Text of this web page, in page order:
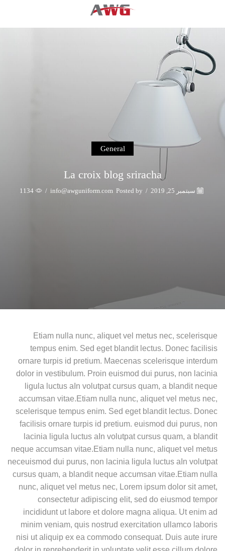
General
La croix blog sriracha
سبتمبر 25, 2019 /
Posted by
info@awguniform.com
/
1134
Etiam nulla nunc, aliquet vel metus nec, scelerisque
tempus enim. Sed eget blandit lectus. Donec facilisis
ornare turpis id pretium. Maecenas scelerisque interdum
dolor in vestibulum. Proin euismod dui purus, non lacinia
ligula luctus aIn volutpat cursus quam, a blandit neque
accumsan vitae.Etiam nulla nunc, aliquet vel metus nec,
scelerisque tempus enim. Sed eget blandit lectus. Donec
facilisis ornare turpis id pretium. euismod dui purus, non
lacinia ligula luctus aIn volutpat cursus quam, a blandit
neque accumsan vitae.Etiam nulla nunc, aliquet vel metus
neceuismod dui purus, non lacinia ligula luctus aIn volutpat
cursus quam, a blandit neque accumsan vitae.Etiam nulla
nunc, aliquet vel metus nec, Lorem ipsum dolor sit amet,
consectetur adipiscing elit, sed do eiusmod tempor
incididunt ut labore et dolore magna aliqua. Ut enim ad
minim veniam, quis nostrud exercitation ullamco laboris
nisi ut aliquip ex ea commodo consequat. Duis aute irure